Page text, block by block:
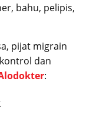
bahu, pelipis,
pijat migrain
dan
: